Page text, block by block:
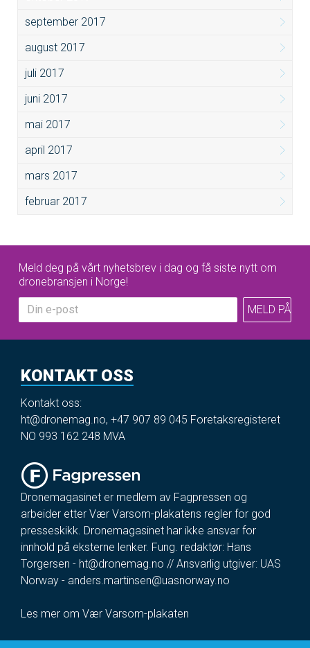
september 2017
august 2017
juli 2017
juni 2017
mai 2017
april 2017
mars 2017
februar 2017
Meld deg på vårt nyhetsbrev i dag og få siste nytt om
dronebransjen i Norge!
KONTAKT OSS
Kontakt oss:
ht@dronemag.no, +47 907 89 045 Foretaksregisteret
NO 993 162 248 MVA
Dronemagasinet er medlem av Fagpressen og
arbeider etter Vær Varsom-plakatens regler for god
presseskikk. Dronemagasinet har ikke ansvar for
innhold på eksterne lenker. Fung. redaktør: Hans
Torgersen - ht@dronemag.no // Ansvarlig utgiver: UAS
Norway - anders.martinsen@uasnorway.no
Les mer om Vær Varsom-plakaten